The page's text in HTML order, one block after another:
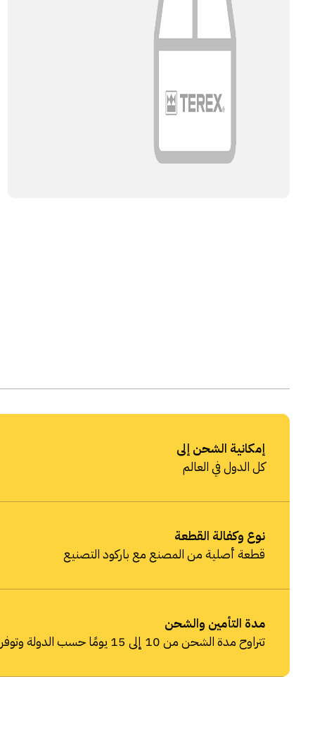
إمكانية الشحن إلى
كل الدول في العالم
نوع وكفالة القطعة
قطعة أصلية من المصنع مع باركود التصنيع
مدة التأمين والشحن
تتراوح مدة الشحن من 10 إلى 15 يومًا حسب الدولة وتوفر شركات الشحن